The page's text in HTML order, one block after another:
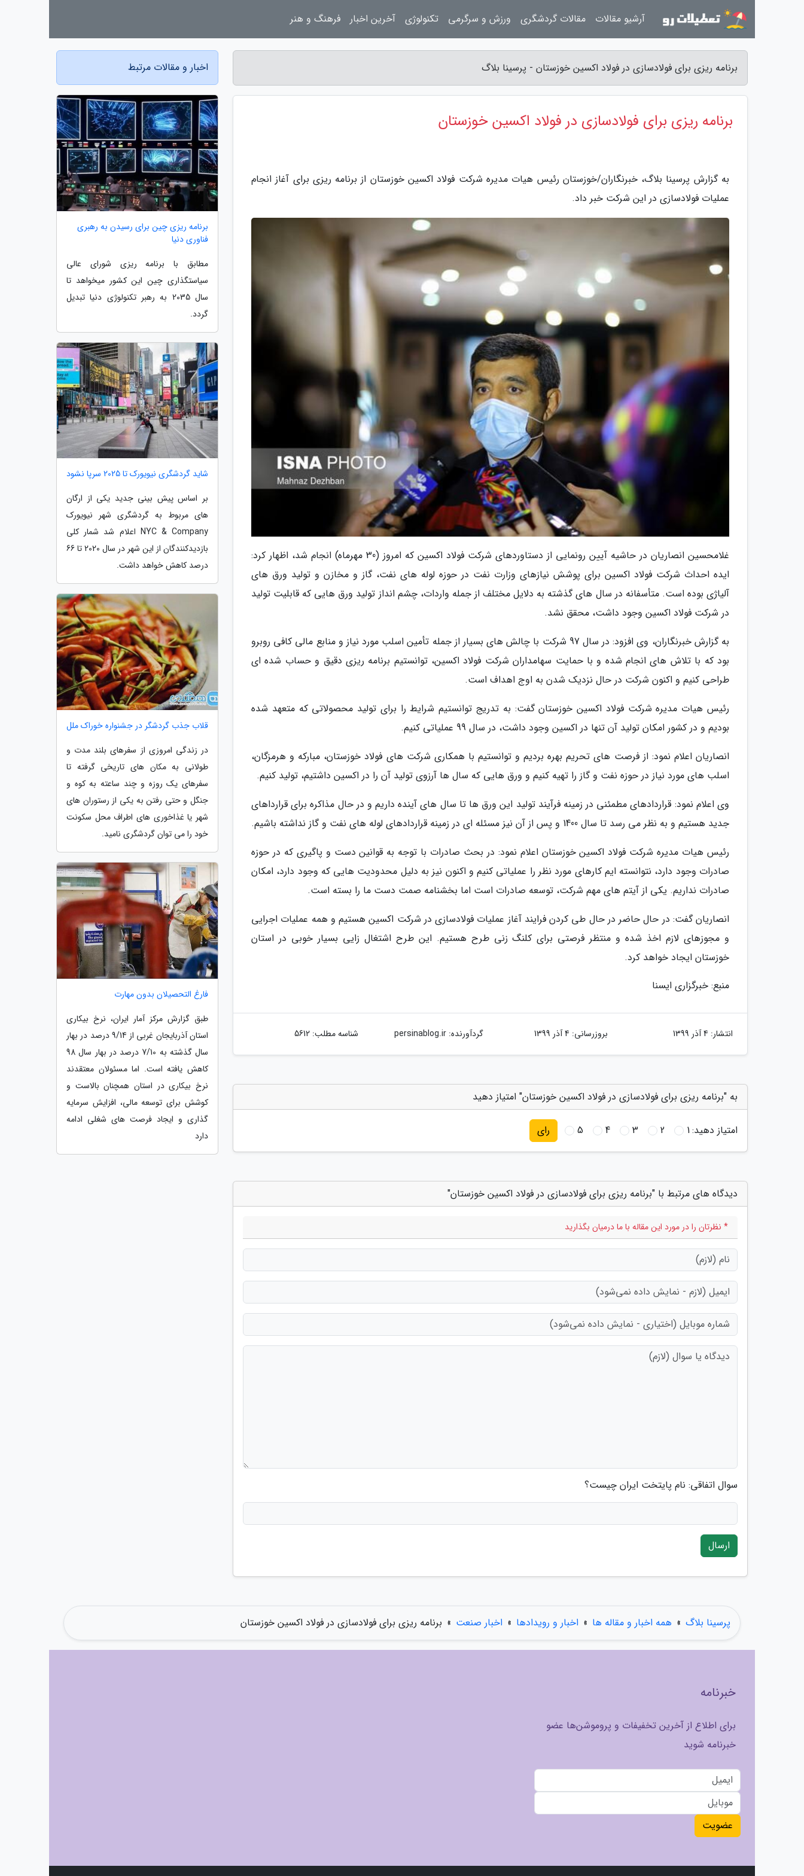
برنامه ریزی برای فولادسازی در فولاد اکسین خوزستان - پرسینا بلاگ
برنامه ریزی برای فولادسازی در فولاد اکسین خوزستان
به گزارش پرسینا بلاگ، خبرنگاران/خوزستان رئیس هیات مدیره شرکت فولاد اکسین خوزستان از برنامه ریزی برای آغاز انجام
عملیات فولادسازی در این شرکت خبر داد.
غلامحسین انصاریان در حاشیه آیین رونمایی از دستاوردهای شرکت فولاد اکسین که امروز (30 مهرماه) انجام شد، اظهار کرد:
ایده احداث شرکت فولاد اکسین برای پوشش نیازهای وزارت نفت در حوزه لوله های نفت، گاز و مخازن و تولید ورق های
آلیاژی بوده است. متأسفانه در سال های گذشته به دلایل مختلف از جمله واردات، چشم انداز تولید ورق هایی که قابلیت تولید
در شرکت فولاد اکسین وجود داشت، محقق نشد.
به گزارش خبرنگاران، وی افزود: در سال 97 شرکت با چالش های بسیار از جمله تأمین اسلب مورد نیاز و منابع مالی کافی روبرو
بود که با تلاش های انجام شده و با حمایت سهامداران شرکت فولاد اکسین، توانستیم برنامه ریزی دقیق و حساب شده ای
طراحی کنیم و اکنون شرکت در حال نزدیک شدن به اوج اهداف است.
رئیس هیات مدیره شرکت فولاد اکسین خوزستان گفت: به تدریج توانستیم شرایط را برای تولید محصولاتی که متعهد شده
بودیم و در کشور امکان تولید آن تنها در اکسین وجود داشت، در سال 99 عملیاتی کنیم.
انصاریان اعلام نمود: از فرصت های تحریم بهره بردیم و توانستیم با همکاری شرکت های فولاد خوزستان، مبارکه و هرمزگان،
اسلب های مورد نیاز در حوزه نفت و گاز را تهیه کنیم و ورق هایی که سال ها آرزوی تولید آن را در اکسین داشتیم، تولید کنیم.
وی اعلام نمود: قراردادهای مطمئنی در زمینه فرآیند تولید این ورق ها تا سال های آینده داریم و در حال مذاکره برای قرارداهای
جدید هستیم و به نظر می رسد تا سال 1400 و پس از آن نیز مسئله ای در زمینه قراردادهای لوله های نفت و گاز نداشته باشیم.
رئیس هیات مدیره شرکت فولاد اکسین خوزستان اعلام نمود: در بحث صادرات با توجه به قوانین دست و پاگیری که در حوزه
صادرات وجود دارد، نتوانسته ایم کارهای مورد نظر را عملیاتی کنیم و اکنون نیز به دلیل محدودیت هایی که وجود دارد، امکان
صادرات نداریم. یکی از آیتم های مهم شرکت، توسعه صادرات است اما بخشنامه صمت دست ما را بسته است.
انصاریان گفت: در حال حاضر در حال طی کردن فرایند آغاز عملیات فولادسازی در شرکت اکسین هستیم و همه عملیات اجرایی
و مجوزهای لازم اخذ شده و منتظر فرصتی برای کلنگ زنی طرح هستیم. این طرح اشتغال زایی بسیار خوبی در استان
خوزستان ایجاد خواهد کرد.
منبع: خبرگزاری ایسنا
انتشار: 4 آذر 1399 بروزرسانی: 4 آذر 1399 گردآورنده:persinablog.ir شناسه مطلب: 5612
به "برنامه ریزی برای فولادسازی در فولاد اکسین خوزستان" امتیاز دهید
امتیاز دهید:1
2
3
4
5 رای
دیدگاه های مرتبط با "برنامه ریزی برای فولادسازی در فولاد اکسین خوزستان"
* نظرتان را در مورد این مقاله با ما درمیان بگذارید
سوال اتفاقی: نام پایتخت ایران چیست؟
ارسال
اخبار و مقالات مرتبط
برنامه ریزی چین برای رسیدن به رهبری
فناوری دنیا
مطابق با برنامه ریزی شورای عالی
سیاستگذاری چین این کشور میخواهد تا
سال 2035 به رهبر تکنولوژی دنیا تبدیل
گردد.
شاید گردشگری نیویورک تا 2025 سرپا نشود
بر اساس پیش بینی جدید یکی از ارگان
های مربوط به گردشگری شهر نیویورک
NYC & Company اعلام شد شمار کلی
بازدیدکنندگان از این شهر در سال 2020 تا 66
درصد کاهش خواهد داشت.
قلاب جذب گردشگر در جشنواره خوراک ملل
در زندگی امروزی از سفرهای بلند مدت و
طولانی به مکان های تاریخی گرفته تا
سفرهای یک روزه و چند ساعته به کوه و
جنگل و حتی رفتن به یکی از رستوران های
شهر یا غذاخوری های اطراف محل سکونت
خود را می توان گردشگری نامید.
فارغ التحصیلان بدون مهارت
طبق گزارش مرکز آمار ایران، نرخ بیکاری
استان آذربایجان غربی از 9/14 درصد در بهار
سال گذشته به 7/10 درصد در بهار سال 98
کاهش یافته است. اما مسئولان معتقدند
نرخ بیکاری در استان همچنان بالاست و
کوشش برای توسعه مالی، افزایش سرمایه
گذاری و ایجاد فرصت های شغلی ادامه
دارد
پرسینا بلاگ » همه اخبار و مقاله ها » اخبار و رویدادها » اخبار صنعت » برنامه ریزی برای فولادسازی در فولاد اکسین خوزستان
آرشیو مقالات مقالات گردشگری ورزش و سرگرمی تکنولوژی آخرین اخبار فرهنگ و هنر
خبرنامه
برای اطلاع از آخرین تخفیفات و پروموشن‌ها عضو
خبرنامه شوید
عضویت